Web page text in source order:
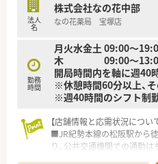
法人
名
株式会社なの花中部
なの花薬局 宝塚店
勤務
時間
月火水金土 09:00～
木 09:00～
開局時間内を軸に週40
※休憩時間60分以上、
※週40時間のシフト制
【店舗情報と応需状況につい
■JR紀勢本線の松阪駅から
り、公共交通機関での通勤